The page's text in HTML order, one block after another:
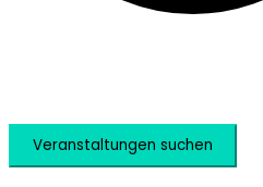
Veranstaltungen suchen